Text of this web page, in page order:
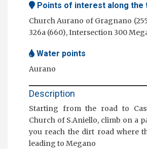
Points of interest along the
Church Aurano of Gragnano
326a (660), Intersection 300
Water points
Aurano
Description
Starting from the road to
Church of S.Aniello, climb on a
you reach the dirt road where
leading to Megano